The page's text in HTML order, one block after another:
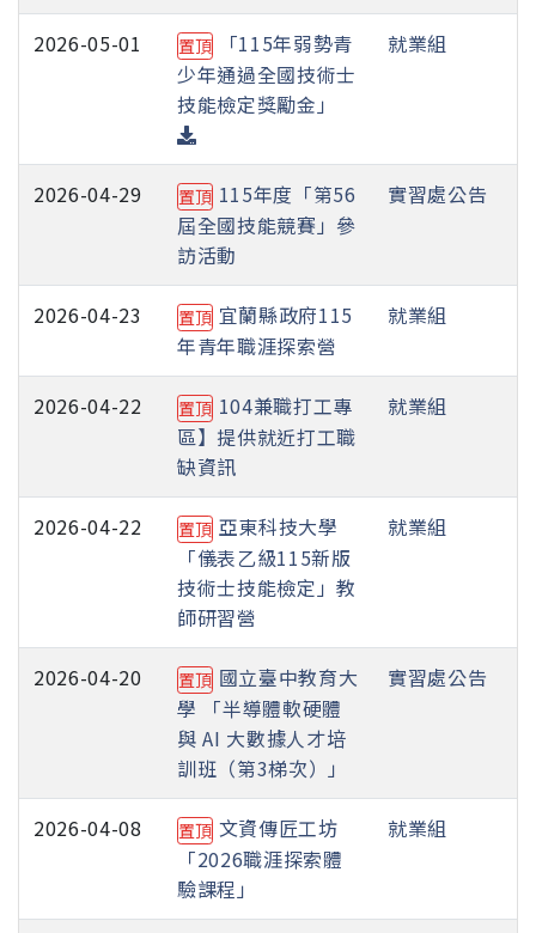
2026-05-01 置頂
「115年弱勢青
少年通過全國技術士
技能檢定獎勵金」
就業組
2026-04-29 置頂 115年度「第56
屆全國技能競賽」參
訪活動
實習處公告
2026-04-23 置頂 宜蘭縣政府115
年青年職涯探索營
就業組
2026-04-22 置頂 104兼職打工專
區】提供就近打工職
缺資訊
就業組
2026-04-22 置頂 亞東科技大學
「儀表乙級115新版
技術士技能檢定」教
師研習營
就業組
2026-04-20 置頂 國立臺中教育大
學 「半導體軟硬體
與 AI 大數據人才培
訓班（第3梯次）」
實習處公告
2026-04-08 置頂 文資傳匠工坊
「2026職涯探索體
驗課程」
就業組